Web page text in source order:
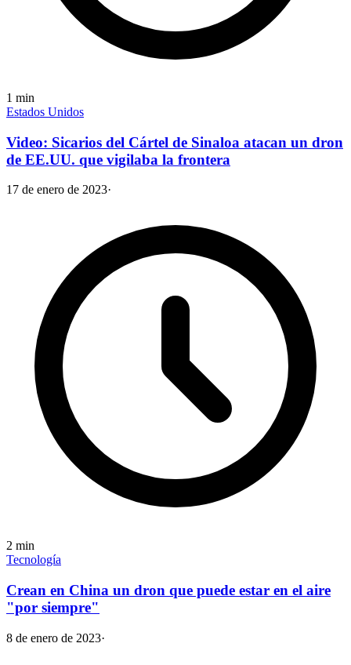
1 min
Estados Unidos
Video: Sicarios del Cártel de Sinaloa atacan un dron
de EE.UU. que vigilaba la frontera
17 de enero de 2023·
2 min
Tecnología
Crean en China un dron que puede estar en el aire
"por siempre"
8 de enero de 2023·